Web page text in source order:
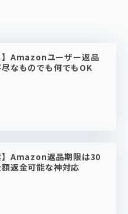
】Amazonユーザー返品
なものでも何でもOK
】Amazon返品期限は30
返金可能な神対応